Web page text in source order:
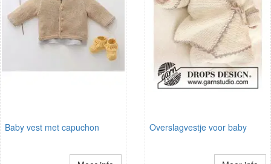
Baby vest met capuchon Overslagvestje voor baby